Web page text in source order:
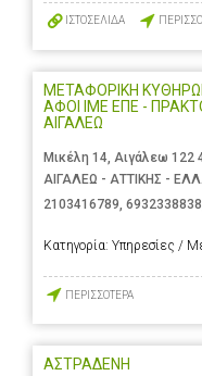
ΙΣΤΟΣΕΛΙΔΑ
ΜΕΤΑΦΟΡΙΚΗ
ΑΦΟΙ ΙΜΕ ΕΠΕ -
ΑΙΓΑΛΕΩ
Μικέλη 14, Αιγάλεω 122
ΑΙΓΑΛΕΩ - ΑΤΤΙΚΗΣ -
2103416789, 6932338838
Κατηγορία: Υπηρεσίες /
ΠΕΡΙΣΣΟΤΕΡΑ
ΑΣΤΡΑΔΕΝΗ